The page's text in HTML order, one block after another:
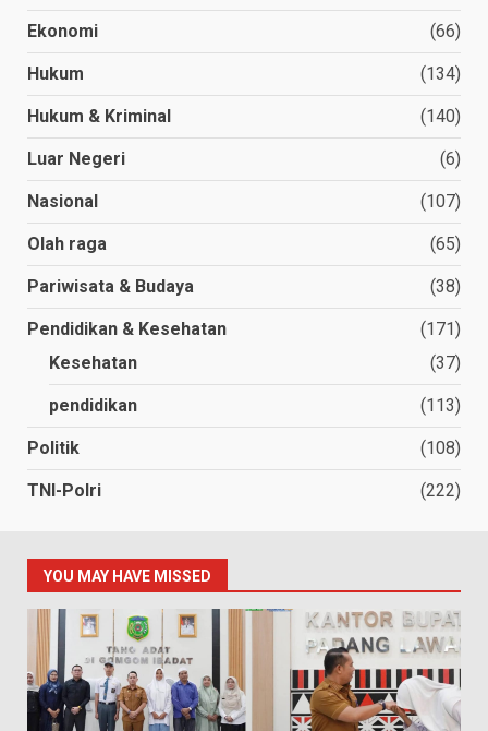
Ekonomi (66)
Hukum (134)
Hukum & Kriminal (140)
Luar Negeri (6)
Nasional (107)
Olah raga (65)
Pariwisata & Budaya (38)
Pendidikan & Kesehatan
(171)
Kesehatan
(37)
pendidikan (113)
Politik (108)
TNI-Polri (222)
YOU MAY HAVE MISSED